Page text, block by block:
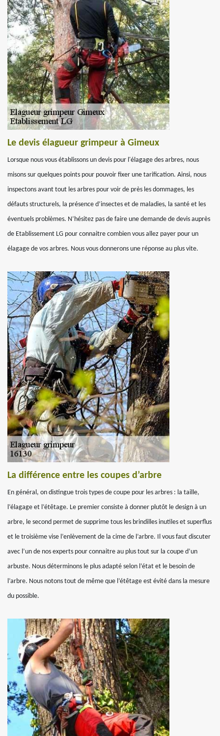
Le devis élagueur grimpeur à Gimeux
Lorsque nous vous établissons un devis pour l'élagage des arbres, nous
misons sur quelques points pour pouvoir fixer une tarification. Ainsi, nous
inspectons avant tout les arbres pour voir de près les dommages, les
défauts structurels, la présence d’insectes et de maladies, la santé et les
éventuels problèmes. N’hésitez pas de faire une demande de devis auprès
de Etablissement LG pour connaitre combien vous allez payer pour un
élagage de vos arbres. Nous vous donnerons une réponse au plus vite.
La différence entre les coupes d’arbre
En général, on distingue trois types de coupe pour les arbres : la taille,
l’élagage et l’étêtage. Le premier consiste à donner plutôt le design à un
arbre, le second permet de supprime tous les brindilles inutiles et superflus
et le troisième vise l’enlèvement de la cime de l’arbre. Il vous faut discuter
avec l’un de nos experts pour connaitre au plus tout sur la coupe d’un
arbuste. Nous déterminons le plus adapté selon l’état et le besoin de
l’arbre. Nous notons tout de même que l’étêtage est évité dans la mesure
du possible.